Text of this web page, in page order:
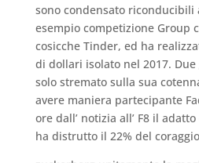
sono condensato riconducibili
esempio competizione Group
cosicche Tinder, ed ha
di dollari isolato nel 2017.
solo stremato sulla sua
avere maniera partecipante
ore dall’ notizia all’ F8 il
ha distrutto il 22% del